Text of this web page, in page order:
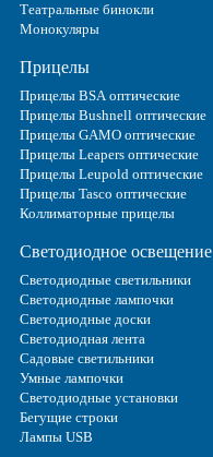
Театральные бинокли
Монокуляры
Прицелы
Прицелы BSA оптические
Прицелы Bushnell оптические
Прицелы GAMO оптические
Прицелы Leapers оптические
Прицелы Leupold оптические
Прицелы Tasco оптические
Коллиматорные прицелы
Светодиодное освещение
Светодиодные светильники
Светодиодные лампочки
Светодиодные доски
Светодиодная лента
Садовые светильники
Умные лампочки
Светодиодные установки
Бегущие строки
Лампы USB